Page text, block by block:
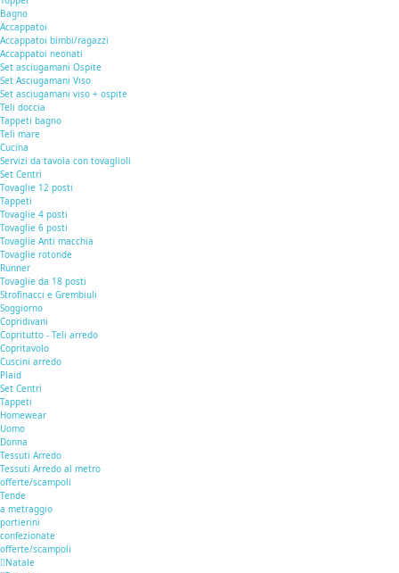
Bagno
Accappatoi
Accappatoi bimbi/ragazzi
Accappatoi neonati
Set asciugamani Ospite
Set Asciugamani Viso
Set asciugamani viso + ospite
Teli doccia
Tappeti bagno
Teli mare
Cucina
Servizi da tavola con tovaglioli
Set Centri
Tovaglie 12 posti
Tappeti
Tovaglie 4 posti
Tovaglie 6 posti
Tovaglie Anti macchia
Tovaglie rotonde
Runner
Tovaglie da 18 posti
Strofinacci e Grembiuli
Soggiorno
Copridivani
Copritutto - Teli arredo
Copritavolo
Cuscini arredo
Plaid
Set Centri
Tappeti
Homewear
Uomo
Donna
Tessuti Arredo
Tessuti Arredo al metro
offerte/scampoli
Tende
a metraggio
portierini
confezionate
offerte/scampoli
Natale